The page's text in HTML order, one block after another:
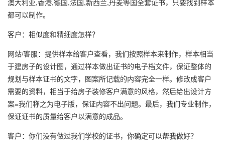
澳大利亚,香港,德国,法国,新西兰,丹麦等国全套证书，只要找到样本
都可以制作。
客户：相似度和精细度怎样？
网站/客服：提供样本给客户查看，我们按照样本来制作，样本相当
于建房子的设计图，通过样本做出证书的电子档文件，保证整体的
规划与样本证书的文字，图案所记载的内容完全一样。修改成客户
需要的资料，相当于给房子装修客户满意的风格，然后给出设计方
案=我们称之为电子版，保证内容不出问题。最后，我们专业制作，
保证证书的质量给客户以满意的成品。
客户：你们没有做过我们学校的证书，你确定可以帮我做好？